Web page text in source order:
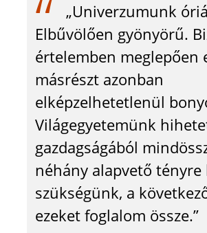
„Univerzumunk
Elbűvölően gyönyörű.
értelemben meglepően
másrészt azonban
elképzelhetetlenül
Világegyetemünk
gazdagságából
néhány alapvető tényre
szükségünk, a
ezeket foglalom össze.”